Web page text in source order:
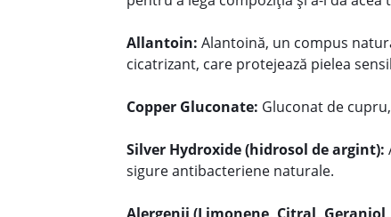
Allantoin: Alantoină, un compus
cicatrizant, care protejează pielea
Copper Gluconate: Gluconat de
Silver Hydroxide (hidrosol de argint):
sigure antibacteriene naturale.